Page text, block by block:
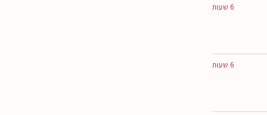
6 שעות
6 שעות